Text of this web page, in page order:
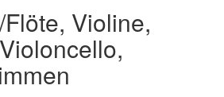
Violine,